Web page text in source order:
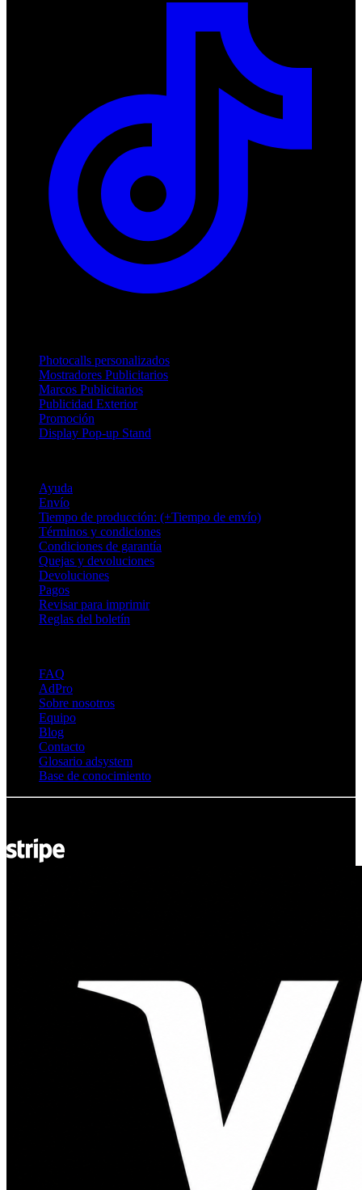
Photocalls personalizados
Mostradores Publicitarios
Marcos Publicitarios
Publicidad Exterior
Promoción
Display Pop-up Stand
Ayuda
Envío
Tiempo de producción: (+Tiempo de envío)
Términos y condiciones
Condiciones de garantía
Quejas y devoluciones
Devoluciones
Pagos
Revisar para imprimir
Reglas del boletín
FAQ
AdPro
Sobre nosotros
Equipo
Blog
Contacto
Glosario adsystem
Base de conocimiento